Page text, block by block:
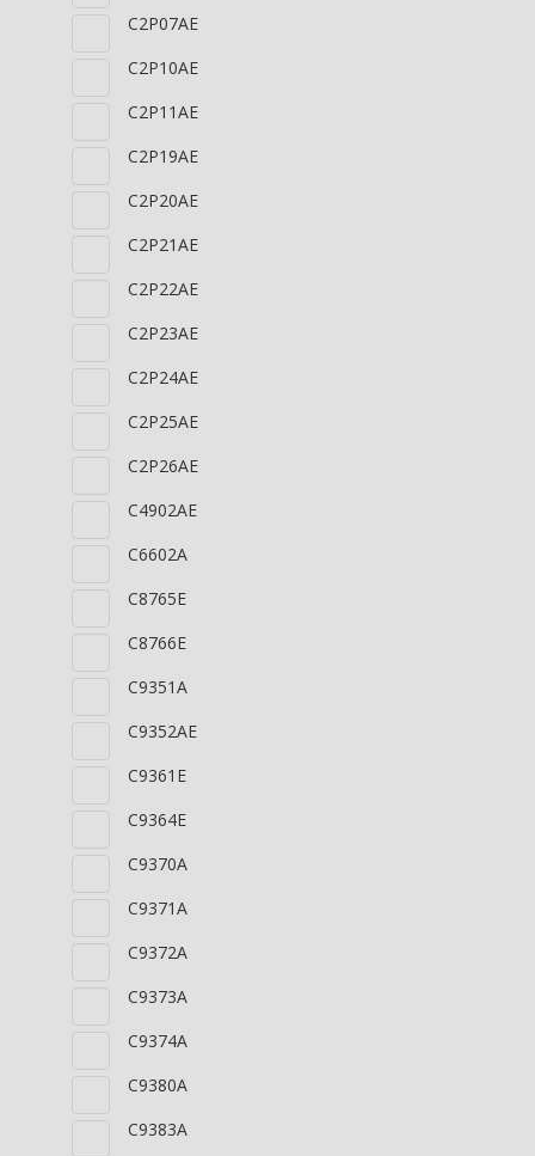
C2P07AE
C2P10AE
C2P11AE
C2P19AE
C2P20AE
C2P21AE
C2P22AE
C2P23AE
C2P24AE
C2P25AE
C2P26AE
C4902AE
C6602A
C8765E
C8766E
C9351A
C9352AE
C9361E
C9364E
C9370A
C9371A
C9372A
C9373A
C9374A
C9380A
C9383A